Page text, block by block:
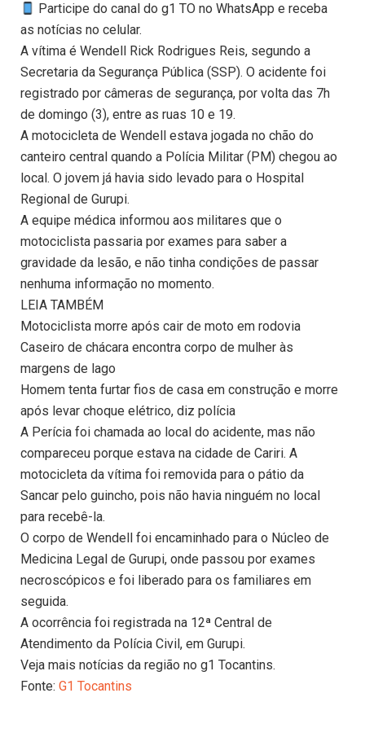
Participe do canal do g1 TO no WhatsApp e receba
as notícias no celular.
A vítima é Wendell Rick Rodrigues Reis, segundo a
Secretaria da Segurança Pública (SSP). O acidente foi
registrado por câmeras de segurança, por volta das 7h
de domingo (3), entre as ruas 10 e 19.
A motocicleta de Wendell estava jogada no chão do
canteiro central quando a Polícia Militar (PM) chegou ao
local. O jovem já havia sido levado para o Hospital
Regional de Gurupi.
A equipe médica informou aos militares que o
motociclista passaria por exames para saber a
gravidade da lesão, e não tinha condições de passar
nenhuma informação no momento.
LEIA TAMBÉM
Motociclista morre após cair de moto em rodovia
Caseiro de chácara encontra corpo de mulher às
margens de lago
Homem tenta furtar fios de casa em construção e morre
após levar choque elétrico, diz polícia
A Perícia foi chamada ao local do acidente, mas não
compareceu porque estava na cidade de Cariri. A
motocicleta da vítima foi removida para o pátio da
Sancar pelo guincho, pois não havia ninguém no local
para recebê-la.
O corpo de Wendell foi encaminhado para o Núcleo de
Medicina Legal de Gurupi, onde passou por exames
necroscópicos e foi liberado para os familiares em
seguida.
A ocorrência foi registrada na 12ª Central de
Atendimento da Polícia Civil, em Gurupi.
Veja mais notícias da região no g1 Tocantins.
Fonte: G1 Tocantins